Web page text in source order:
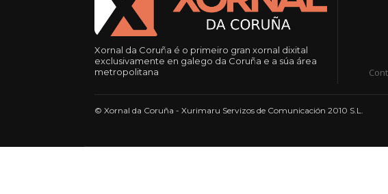
Xornal da Coruña é o primeiro gran xornal dixital
exclusivamente en galego da Coruña e a súa área
metropolitana
© Xornal da Coruña - Xurimaru Servizos de Comunicación 2010 S.L.